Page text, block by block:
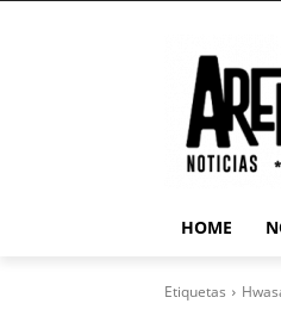
HOME
Etiquetas